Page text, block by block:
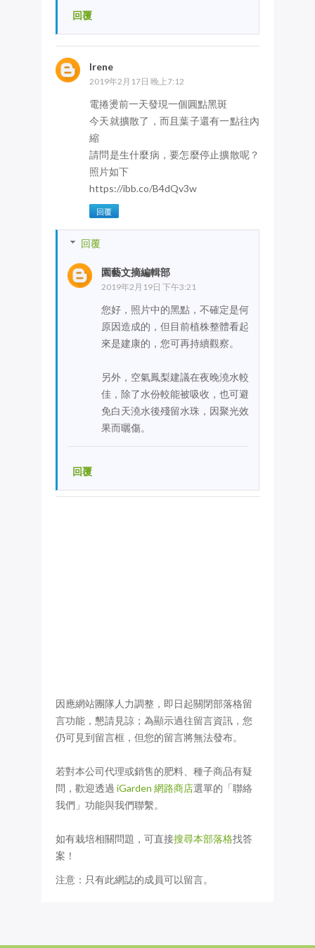
回覆
Irene
2019年2月17日 晚上7:12
電捲燙前一天發現一個圓點黑斑
今天就擴散了，而且葉子還有一點往內
縮
請問是生什麼病，要怎麼停止擴散呢？
照片如下
https://ibb.co/B4dQv3w
回覆
回覆
園藝文摘編輯部
2019年2月19日 下午3:21
您好，照片中的黑點，不確定是何
原因造成的，但目前植株整體看起
來是建康的，您可再持續觀察。
另外，空氣鳳梨建議在夜晚澆水較
佳，除了水份較能被吸收，也可避
免白天澆水後殘留水珠，因聚光效
果而曬傷。
回覆
因應網站團隊人力調整，即日起關閉部落格留
言功能，懇請見諒；為顯示過往留言資訊，您
仍可見到留言框，但您的留言將無法發布。
若對本公司代理或銷售的肥料、種子商品有疑
問，歡迎透過 iGarden 網路商店選單的「聯絡
我們」功能與我們聯繫。
如有栽培相關問題，可直接搜尋本部落格找答
案！
注意：只有此網誌的成員可以留言。